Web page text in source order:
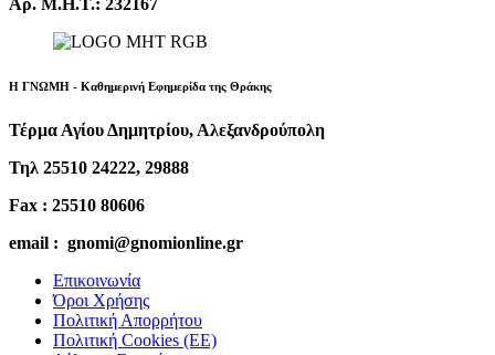
Η ΓΝΩΜΗ - Καθημερινή Εφημερίδα της Θράκης
Τέρμα Αγίου Δημητρίου, Αλεξανδρούπολη
Τηλ 25510 24222, 29888
Fax : 25510 80606
email : gnomi@gnomionline.gr
Επικοινωνία
Όροι Χρήσης
Πολιτική Απορρήτου
Πολιτική Cookies (ΕΕ)